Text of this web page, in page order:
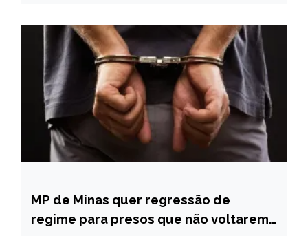
CAPELINHA
MINAS
MP de Minas quer regressão de
regime para presos que não voltarem